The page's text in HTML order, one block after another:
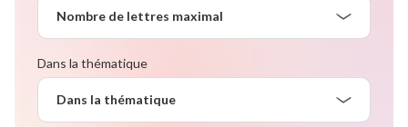
Nombre de lettres maximal
Dans la thématique
Dans la thématique